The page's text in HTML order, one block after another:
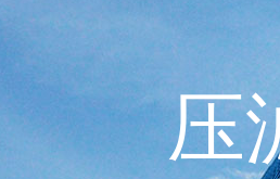
压